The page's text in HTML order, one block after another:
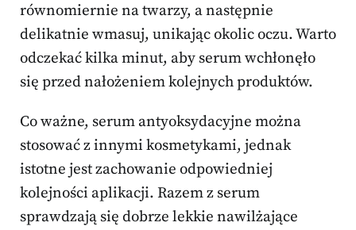
równomiernie na twarzy, a następnie
delikatnie wmasuj, unikając okolic oczu. Warto
odczekać kilka minut, aby serum wchłonęło
się przed nałożeniem kolejnych produktów.
Co ważne, serum antyoksydacyjne można
stosować z innymi kosmetykami, jednak
istotne jest zachowanie odpowiedniej
kolejności aplikacji. Razem z serum
sprawdzają się dobrze lekkie nawilżające